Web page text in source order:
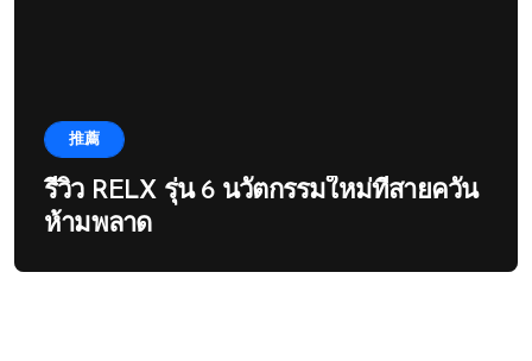
推薦
รีวิว RELX รุ่น 6 นวัตกรรมใหม่ที่สายควัน
ห้ามพลาด